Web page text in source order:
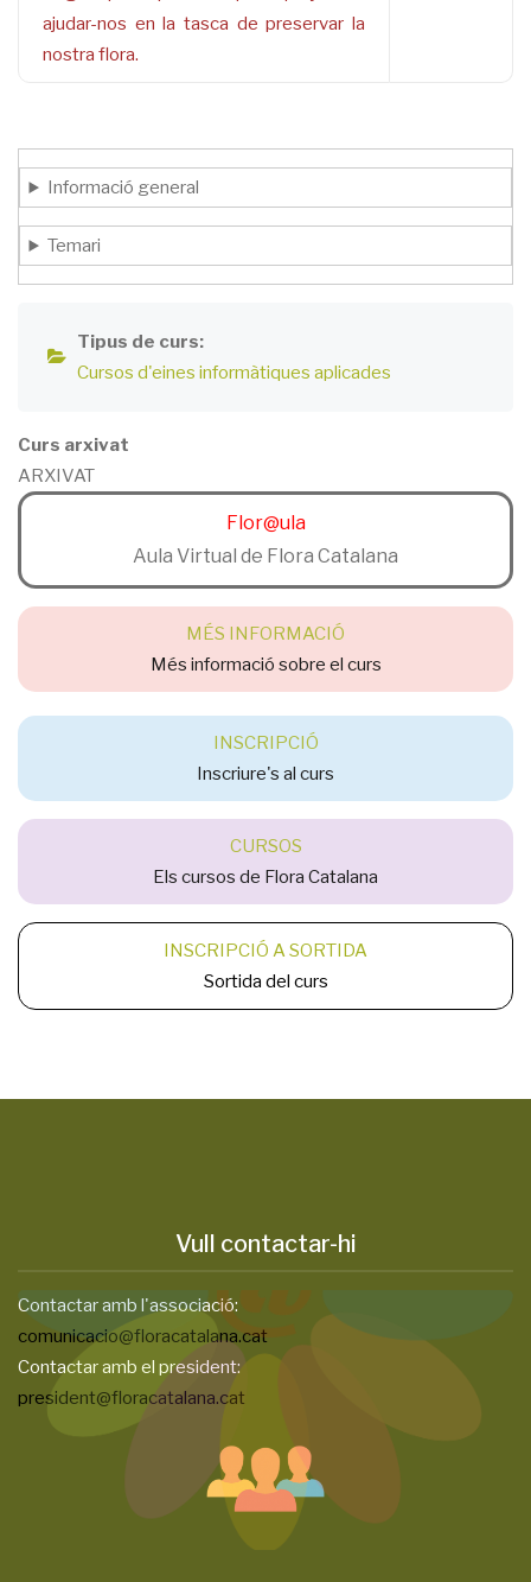
ajudar-nos en la tasca de preservar la
nostra flora.
Informació general
Temari
Tipus de curs
Cursos d'eines informàtiques aplicades
Curs arxivat
ARXIVAT
Flor@ula
Aula Virtual de Flora Catalana
MÉS INFORMACIÓ
Més informació sobre el curs
INSCRIPCIÓ
Inscriure's al curs
CURSOS
Els cursos de Flora Catalana
INSCRIPCIÓ A SORTIDA
Sortida del curs
Vull contactar-hi
Contactar amb l'associació:
comunicacio@floracatalana.cat
Contactar amb el president:
president@floracatalana.cat